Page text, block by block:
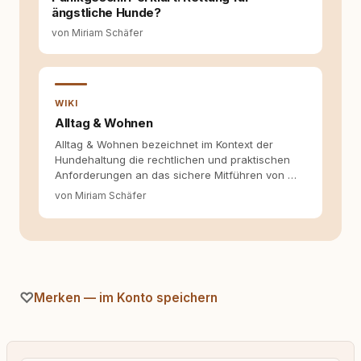
die Social-Media-Kanäle. Mein Blick richtet
Welche Themen sind relevant? Welche
Fragen stehen dahinter? Und wie lassen sich
Inhalte so aufbereiten, dass sie verständlich,
fundiert und für unsere Leser wirklich
entstehen dort, wo Information,
Selbstreflexion und Bereitschaft zum
Hinterfragen zusammenkommen. Mit meinen
Texten möchte ich genau dazu beitragen.
ängstliche Hunde?
von Miriam Schäfer
WIKI
Alltag & Wohnen
Alltag & Wohnen bezeichnet im Kontext der
Hundehaltung die rechtlichen und praktischen
Anforderungen an das sichere Mitführen von …
von Miriam Schäfer
Merken — im Konto speichern